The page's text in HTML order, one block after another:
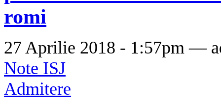
romi
27 Aprilie 2018 - 1:57pm —
Note ISJ
Admitere